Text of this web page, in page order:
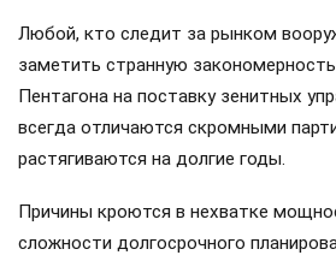
Любой, кто следит за рынком
заметить странную
Пентагона на поставку зенитных
всегда отличаются скромными
растягиваются на долгие годы.
Причины кроются в нехватке
сложности долгосрочного